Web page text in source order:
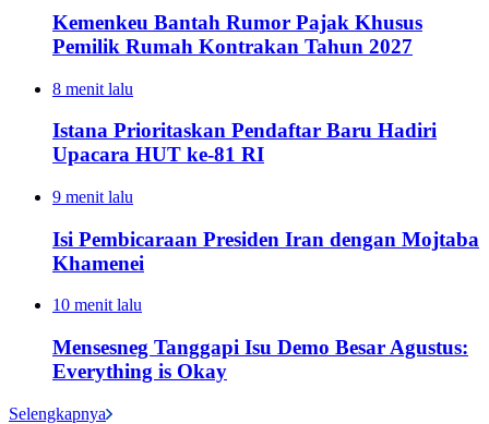
Kemenkeu Bantah Rumor Pajak Khusus
Pemilik Rumah Kontrakan Tahun 2027
8 menit lalu
Istana Prioritaskan Pendaftar Baru Hadiri
Upacara HUT ke-81 RI
9 menit lalu
Isi Pembicaraan Presiden Iran dengan Mojtaba
Khamenei
10 menit lalu
Mensesneg Tanggapi Isu Demo Besar Agustus:
Everything is Okay
Selengkapnya